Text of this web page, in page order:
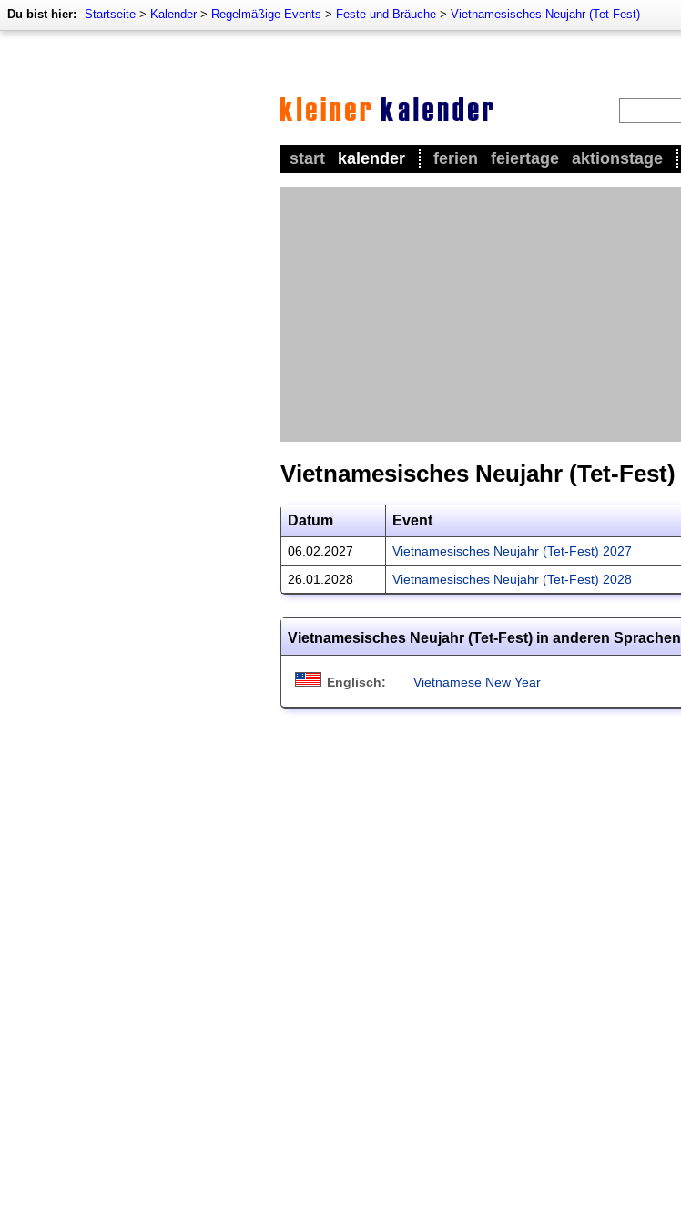
Du bist hier: Startseite > Kalender> Regelmäßige Events > Feste und Bräuche > Vietnamesisches Neujahr (Tet-Fest)
start kalender ferien feiertage aktionstage
Vietnamesisches Neujahr (Tet-Fest)
Datum Event
06.02.2027 Vietnamesisches Neujahr (Tet-Fest) 2027
26.01.2028
Vietnamesisches Neujahr (Tet-Fest) 2028
Vietnamesisches Neujahr (Tet-Fest) in anderen Sprachen
Englisch: Vietnamese New Year